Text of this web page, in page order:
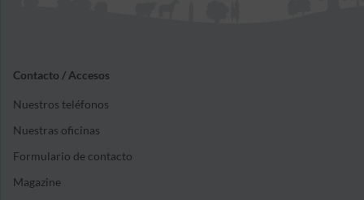
Contacto / Accesos
Nuestros teléfonos
Nuestras oficinas
Formulario de contacto
Magazine